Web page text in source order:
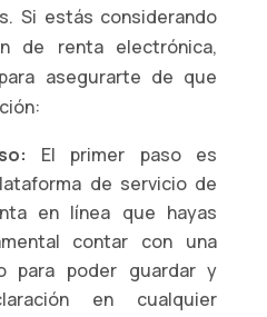
Si estás considerando
de renta electrónica,
asegurarte de que
El primer paso es
de servicio de
en línea que hayas
contar con una
para poder guardar y
en cualquier